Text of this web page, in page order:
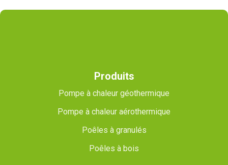
Produits
Pompe à chaleur géothermique
Pompe à chaleur aérothermique
Poêles à granulés
Poêles à bois